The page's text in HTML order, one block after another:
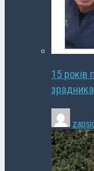
15 років